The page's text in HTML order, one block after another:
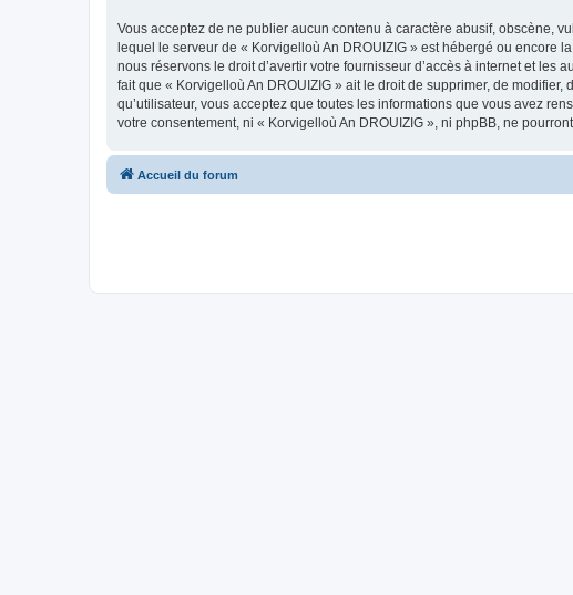
Vous acceptez de ne publier aucun contenu à caractère abusif, obscène,
lequel le serveur de « Korvigelloù An DROUIZIG » est hébergé ou encore
nous réservons le droit d’avertir votre fournisseur d’accès à internet et les
fait que « Korvigelloù An DROUIZIG » ait le droit de supprimer, de
qu’utilisateur, vous acceptez que toutes les informations que vous avez
votre consentement, ni « Korvigelloù An DROUIZIG », ni phpBB, ne
Accueil du forum